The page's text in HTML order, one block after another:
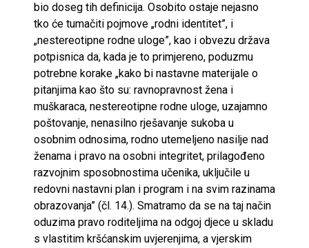
bio doseg tih definicija. Osobito ostaje nejasno
tko će tumačiti pojmove „rodni identitet”, i
„nestereotipne rodne uloge”, kao i obvezu država
potpisnica da, kada je to primjereno, poduzmu
potrebne korake „kako bi nastavne materijale o
pitanjima kao što su: ravnopravnost žena i
muškaraca, nestereotipne rodne uloge, uzajamno
poštovanje, nenasilno rješavanje sukoba u
osobnim odnosima, rodno utemeljeno nasilje nad
ženama i pravo na osobni integritet, prilagođeno
razvojnim sposobnostima učenika, uključile u
redovni nastavni plan i program i na svim razinama
obrazovanja” (čl. 14.). Smatramo da se na taj način
oduzima pravo roditeljima na odgoj djece u skladu
s vlastitim kršćanskim uvjerenjima, a vjerskim